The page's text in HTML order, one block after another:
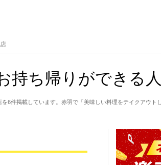
持ち帰りができる
6件掲載しています。赤羽で「美味しい料理をテイクアウト